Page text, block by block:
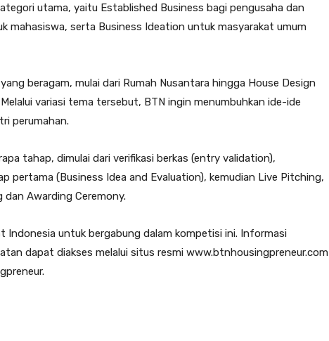
utama, yaitu Established Business bagi pengusaha dan
mahasiswa, serta Business Ideation untuk masyarakat umum
beragam, mulai dari Rumah Nusantara hingga House Design
variasi tema tersebut, BTN ingin menumbuhkan ide-ide
perumahan.
tahap, dimulai dari verifikasi berkas (entry validation),
pertama (Business Idea and Evaluation), kemudian Live Pitching,
dan Awarding Ceremony.
Indonesia untuk bergabung dalam kompetisi ini. Informasi
dapat diakses melalui situs resmi www.btnhousingpreneur.com